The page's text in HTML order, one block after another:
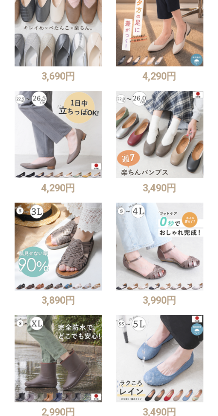
3,690円 4,290円
4,290円 3,490円
3,890円 3,990円
2,990円 3,490円